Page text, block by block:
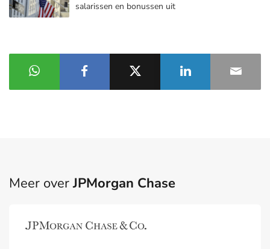
salarissen en bonussen uit
Meer overJPMorgan Chase